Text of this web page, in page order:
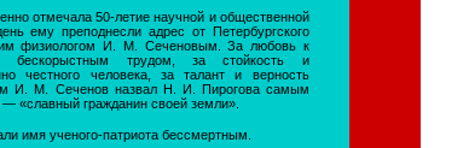
отмечала 50-летие научной и общественной
ему преподнесли адрес от Петербургского
физиологом И. М. Сеченовым. За любовь к
бескорыстным трудом, за стойкость и
честного человека, за талант и верность
И. М. Сеченов назвал Н. И. Пирогова самым
«славный гражданин своей земли».
имя ученого-патриота бессмертным.